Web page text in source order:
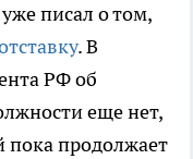
уже писал о том,
. В
РФ об
еще нет,
продолжает